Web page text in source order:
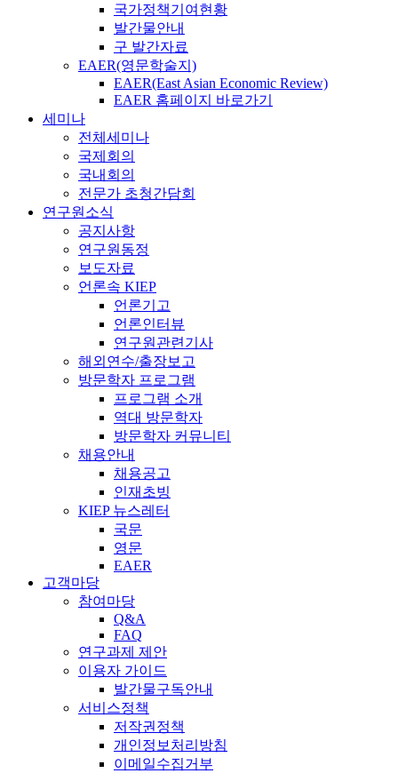
국가정책기여현황
발간물안내
구 발간자료
EAER(영문학술지)
EAER(East Asian Economic Review)
EAER 홈페이지 바로가기
세미나
전체세미나
국제회의
국내회의
전문가 초청간담회
연구원소식
공지사항
연구원동정
보도자료
언론속 KIEP
언론기고
언론인터뷰
연구원관련기사
해외연수/출장보고
방문학자 프로그램
프로그램 소개
역대 방문학자
방문학자 커뮤니티
채용안내
채용공고
인재초빙
KIEP 뉴스레터
국문
영문
EAER
고객마당
참여마당
Q&A
FAQ
연구과제 제안
이용자 가이드
발간물구독안내
서비스정책
저작권정책
개인정보처리방침
이메일수집거부